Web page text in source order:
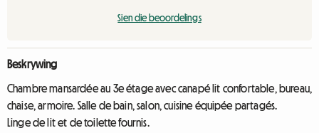
Sien die beoordelings
Beskrywing
Chambre mansardée au 3e étage avec canapé lit confortable, bureau,
chaise, armoire. Salle de bain, salon, cuisine équipée partagés.
Linge de lit et de toilette fournis.